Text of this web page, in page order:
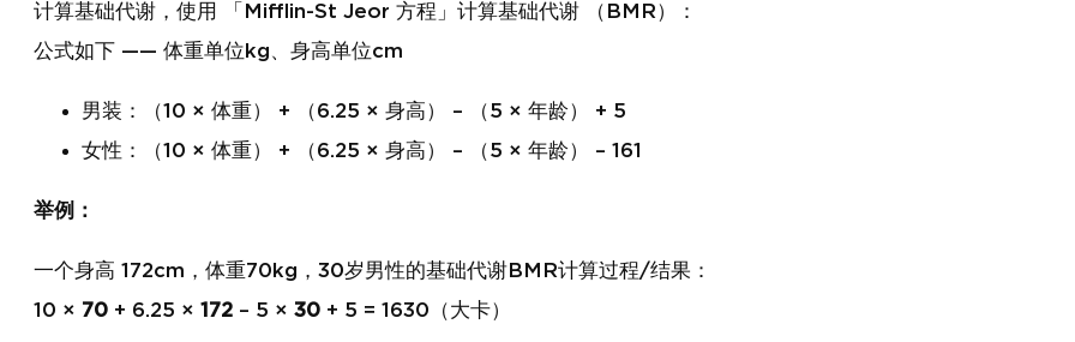
计算基础代谢，使用 「Mifflin-St Jeor 方程」计算基础代谢 （BMR）：
公式如下 —— 体重单位kg、身高单位cm
男装：（10 × 体重） + （6.25 × 身高） – （5 × 年龄） + 5
女性：（10 × 体重） + （6.25 × 身高） – （5 × 年龄） – 161
举例：
一个身高 172cm，体重70kg，30岁男性的基础代谢BMR计算过程/结果：
10 × 70 + 6.25 × 172 – 5 × 30 + 5 = 1630（大卡）